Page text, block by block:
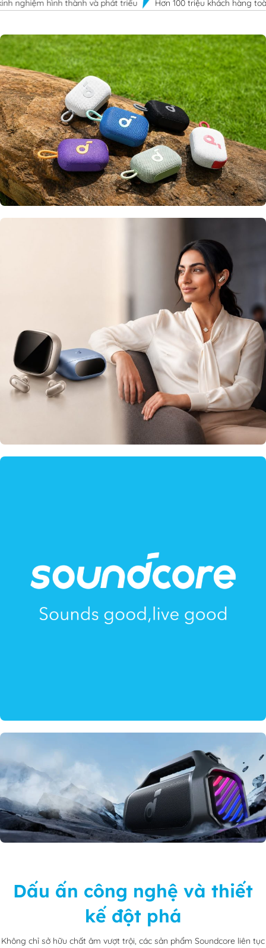
kinh nghiệm hình thành và phát triểu Hơn 100 triệu khách
Dấu ấn công nghệ và thiết
kế đột phá
Không chỉ sở hữu chất âm vượt trội, các sản phẩm Soundcore liên tục